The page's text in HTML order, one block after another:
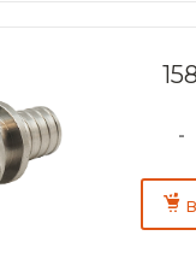
-